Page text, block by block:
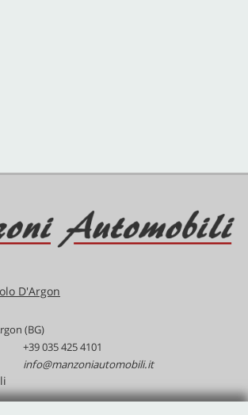
D'Argon
(BG)
+39 035 425 4101
info@manzoniautomobili.it